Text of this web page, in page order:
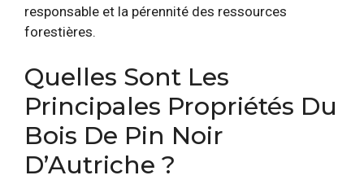
responsable et la pérennité des ressources
forestières.
Quelles Sont Les
Principales Propriétés Du
Bois De Pin Noir
D’Autriche ?